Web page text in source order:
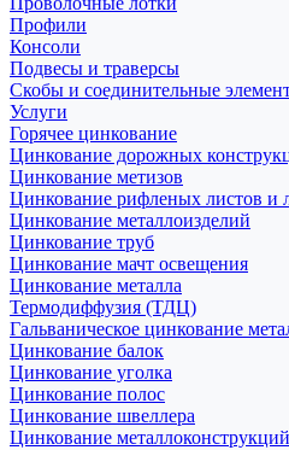
Профили
Консоли
Подвесы и траверсы
Скобы и соединительные
Услуги
Горячее цинкование
Цинкование дорожных
Цинкование метизов
Цинкование рифленых листов и
Цинкование металлоизделий
Цинкование труб
Цинкование мачт освещения
Цинкование металла
Термодиффузия (ТДЦ)
Гальваническое цинкование
Цинкование балок
Цинкование уголка
Цинкование полос
Цинкование швеллера
Цинкование металлоконструкций